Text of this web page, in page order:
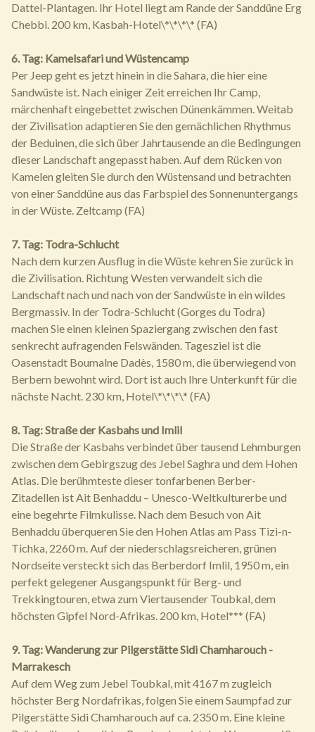
Dattel-Plantagen. Ihr Hotel liegt am Rande der Sanddüne Erg
Chebbi. 200 km, Kasbah-Hotel\*\*\*\* (FA)
6. Tag: Kamelsafari und Wüstencamp
Per Jeep geht es jetzt hinein in die Sahara, die hier eine
Sandwüste ist. Nach einiger Zeit erreichen Ihr Camp,
märchenhaft eingebettet zwischen Dünenkämmen. Weitab
der Zivilisation adaptieren Sie den gemächlichen Rhythmus
der Beduinen, die sich über Jahrtausende an die Bedingungen
dieser Landschaft angepasst haben. Auf dem Rücken von
Kamelen gleiten Sie durch den Wüstensand und betrachten
von einer Sanddüne aus das Farbspiel des Sonnenuntergangs
in der Wüste. Zeltcamp (FA)
7. Tag: Todra-Schlucht
Nach dem kurzen Ausflug in die Wüste kehren Sie zurück in
die Zivilisation. Richtung Westen verwandelt sich die
Landschaft nach und nach von der Sandwüste in ein wildes
Bergmassiv. In der Todra-Schlucht (Gorges du Todra)
machen Sie einen kleinen Spaziergang zwischen den fast
senkrecht aufragenden Felswänden. Tagesziel ist die
Oasenstadt Boumalne Dadès, 1580 m, die überwiegend von
Berbern bewohnt wird. Dort ist auch Ihre Unterkunft für die
nächste Nacht. 230 km, Hotel\*\*\*\* (FA)
8. Tag: Straße der Kasbahs und Imlil
Die Straße der Kasbahs verbindet über tausend Lehmburgen
zwischen dem Gebirgszug des Jebel Saghra und dem Hohen
Atlas. Die berühmteste dieser tonfarbenen Berber-
Zitadellen ist Ait Benhaddu – Unesco-Weltkulturerbe und
eine begehrte Filmkulisse. Nach dem Besuch von Ait
Benhaddu überqueren Sie den Hohen Atlas am Pass Tizi-n-
Tichka, 2260 m. Auf der niederschlagsreicheren, grünen
Nordseite versteckt sich das Berberdorf Imlil, 1950 m, ein
perfekt gelegener Ausgangspunkt für Berg- und
Trekkingtouren, etwa zum Viertausender Toubkal, dem
höchsten Gipfel Nord-Afrikas. 200 km, Hotel*** (FA)
9. Tag: Wanderung zur Pilgerstätte Sidi Chamharouch -
Marrakesch
Auf dem Weg zum Jebel Toubkal, mit 4167 m zugleich
höchster Berg Nordafrikas, folgen Sie einem Saumpfad zur
Pilgerstätte Sidi Chamharouch auf ca. 2350 m. Eine kleine